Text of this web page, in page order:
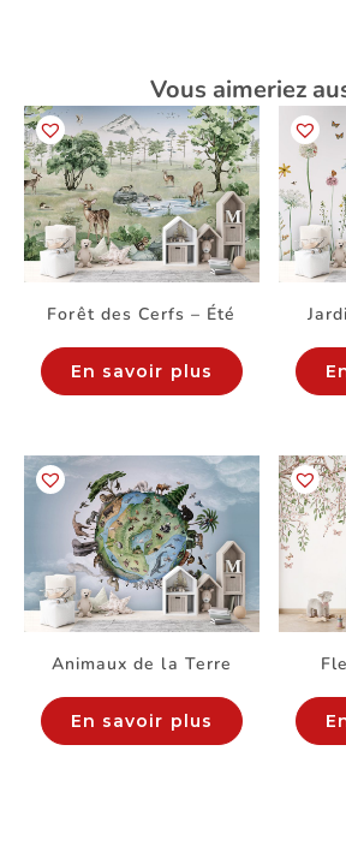
Vous aimeriez
Forêt des Cerfs – Été
En savoir plus
Animaux de la Terre
En savoir plus